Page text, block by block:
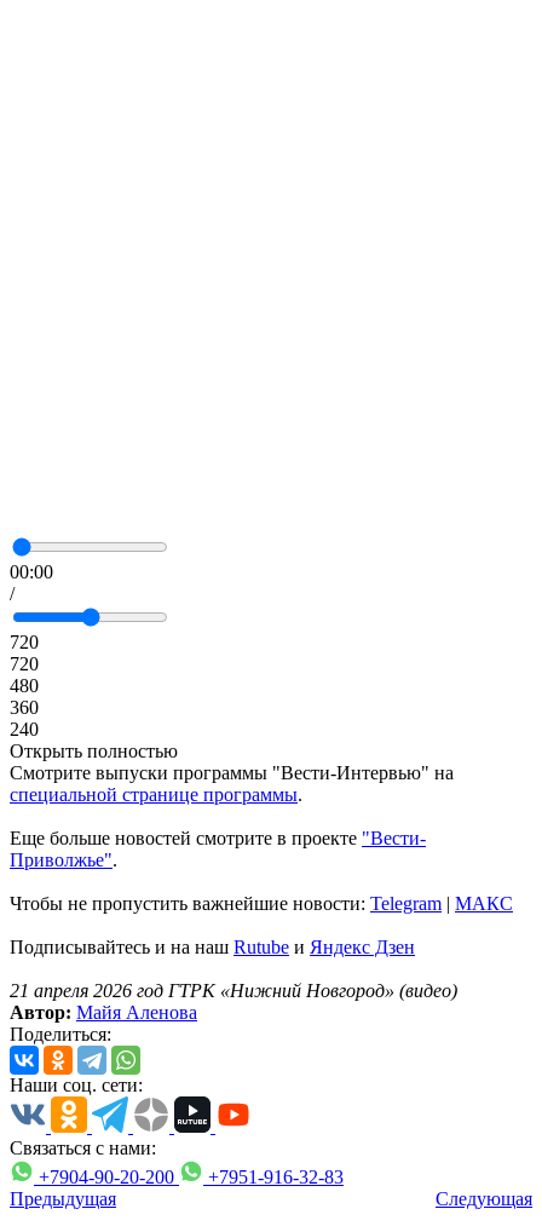
00:00
/
720
720
480
360
240
Открыть полностью
Смотрите выпуски программы "Вести-Интервью" на
специальной странице программы.
Еще больше новостей смотрите в проекте "Вести-
Приволжье".
Чтобы не пропустить важнейшие новости: Telegram | MAКС
Подписывайтесь и на наш Rutube и Яндекс Дзен
21 апреля 2026 год ГТРК «Нижний Новгород» (видео)
Автор: Майя Аленова
Поделиться:
Наши соц. сети:
Связаться с нами:
+7904-90-20-200
+7951-916-32-83
Предыдущая
Следующая